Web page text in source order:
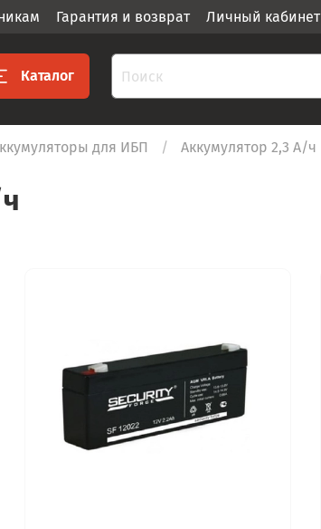
Гарантия и возврат Личный кабинет
Каталог
для ИБП Аккумулятор 2,3 А/ч